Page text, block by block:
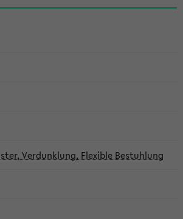
Verdunklung, Flexible Bestuhlung